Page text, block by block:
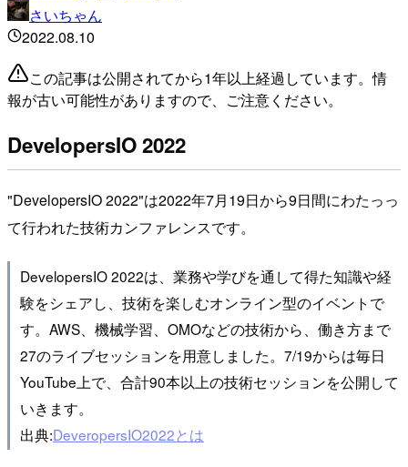
さいちゃん
2022.08.10
この記事は公開されてから1年以上経過しています。情
報が古い可能性がありますので、ご注意ください。
DevelopersIO 2022
"DevelopersIO 2022"は2022年7月19日から9日間にわたっっ
て行われた技術カンファレンスです。
DevelopersIO 2022は、業務や学びを通して得た知識や経
験をシェアし、技術を楽しむオンライン型のイベントで
す。AWS、機械学習、OMOなどの技術から、働き方まで
27のライブセッションを用意しました。7/19からは毎日
YouTube上で、合計90本以上の技術セッションを公開して
いきます。
出典:DeveropersIO2022とは